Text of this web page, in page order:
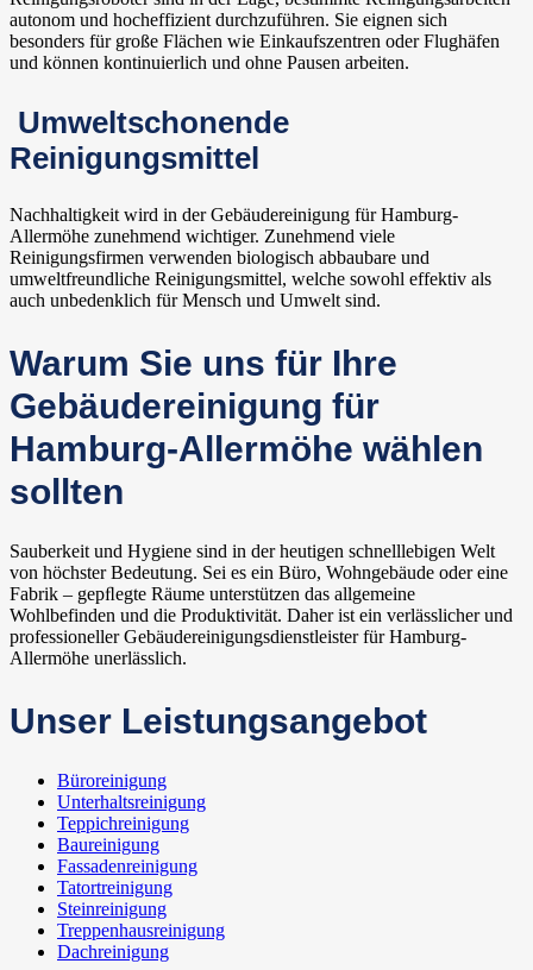
autonom und hocheffizient durchzuführen. Sie eignen sich
besonders für große Flächen wie Einkaufszentren oder Flughäfen
und können kontinuierlich und ohne Pausen arbeiten.
Umweltschonende
Reinigungsmittel
Nachhaltigkeit wird in der Gebäudereinigung für Hamburg-
Allermöhe zunehmend wichtiger. Zunehmend viele
Reinigungsfirmen verwenden biologisch abbaubare und
umweltfreundliche Reinigungsmittel, welche sowohl effektiv als
auch unbedenklich für Mensch und Umwelt sind.
Warum Sie uns für Ihre
Gebäudereinigung für
Hamburg-Allermöhe wählen
sollten
Sauberkeit und Hygiene sind in der heutigen schnelllebigen Welt
von höchster Bedeutung. Sei es ein Büro, Wohngebäude oder eine
Fabrik – gepﬂegte Räume unterstützen das allgemeine
Wohlbefinden und die Produktivität. Daher ist ein verlässlicher und
professioneller Gebäudereinigungsdienstleister für Hamburg-
Allermöhe unerlässlich.
Unser Leistungsangebot
Büroreinigung
Unterhaltsreinigung
Teppichreinigung
Baureinigung
Fassadenreinigung
Tatortreinigung
Steinreinigung
Treppenhausreinigung
Dachreinigung